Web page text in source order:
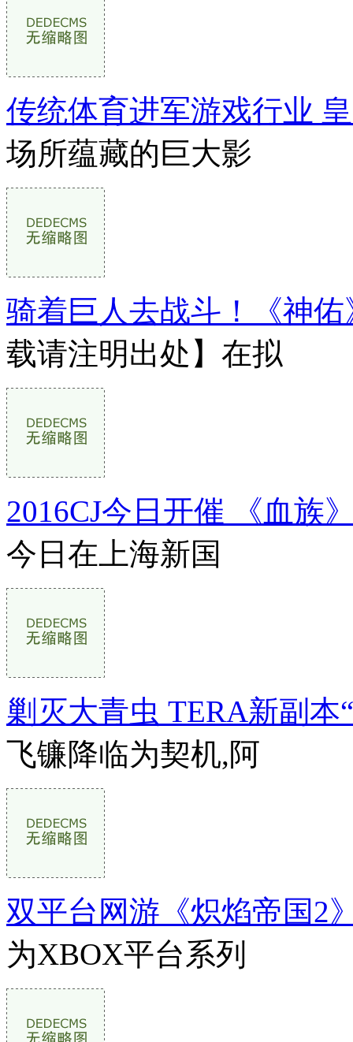
传统体育进军游戏行业
场所蕴藏的巨大影
骑着巨人去战斗！《神
载请注明出处】在拟
2016CJ今日开催 《血族
今日在上海新国
剿灭大青虫 TERA新副本
飞镰降临为契机,阿
双平台网游《炽焰帝国2
为XBOX平台系列